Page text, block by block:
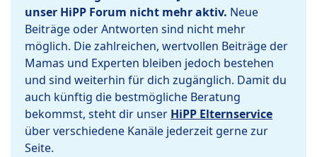
unser HiPP Forum nicht mehr aktiv. Neue
Beiträge oder Antworten sind nicht mehr
möglich. Die zahlreichen, wertvollen Beiträge der
Mamas und Experten bleiben jedoch bestehen
und sind weiterhin für dich zugänglich. Damit du
auch künftig die bestmögliche Beratung
bekommst, steht dir unser HiPP Elternservice
über verschiedene Kanäle jederzeit gerne zur
Seite.